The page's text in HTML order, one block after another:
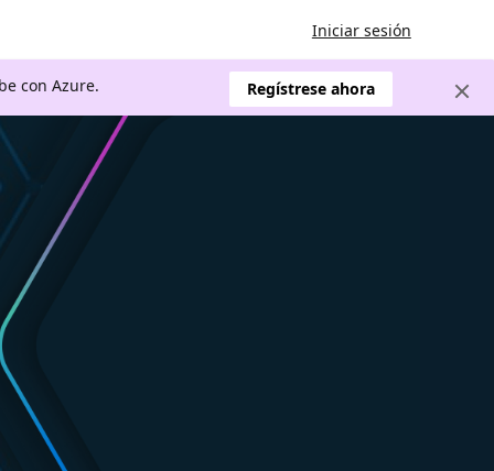
Iniciar sesión
con Azure. Regístrese ahora